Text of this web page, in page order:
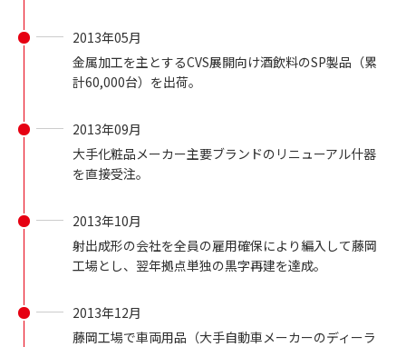
2013年05月
金属加工を主とするCVS展開向け酒飲料のSP製品（累
計60,000台）を出荷。
2013年09月
大手化粧品メーカー主要ブランドのリニューアル什器
を直接受注。
2013年10月
射出成形の会社を全員の雇用確保により編入して藤岡
工場とし、翌年拠点単独の黒字再建を達成。
2013年12月
藤岡工場で車両用品（大手自動車メーカーのディーラ